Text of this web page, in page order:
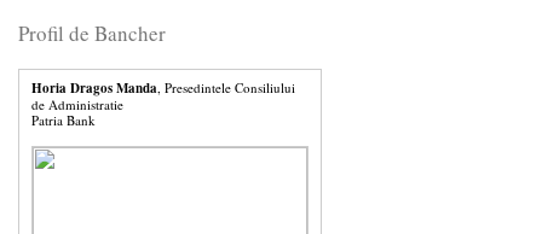
Profil de Bancher
Horia Dragos Manda, Presedintele Consiliului
de Administratie
Patria Bank